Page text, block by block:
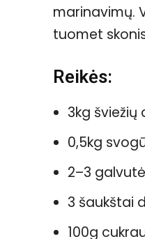
marinavimų.
tuomet
Reikės:
3kg šviežių
0,5kg
2–3
3 šaukštai
100g